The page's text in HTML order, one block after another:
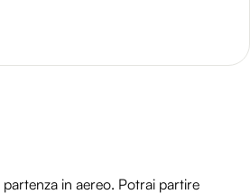
in aereo. Potrai partire